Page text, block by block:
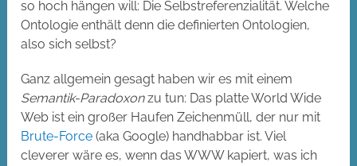
so hoch hängen will: Die Selbstreferenzialität. Welche
Ontologie enthält denn die definierten Ontologien,
also sich selbst?
Ganz allgemein gesagt haben wir es mit einem
Semantik-Paradoxonzu tun: Das platte World Wide
Web ist ein großer Haufen Zeichenmüll, der nur mit
Brute-Force (aka Google) handhabbar ist. Viel
cleverer wäre es, wenn das WWW kapiert, was ich